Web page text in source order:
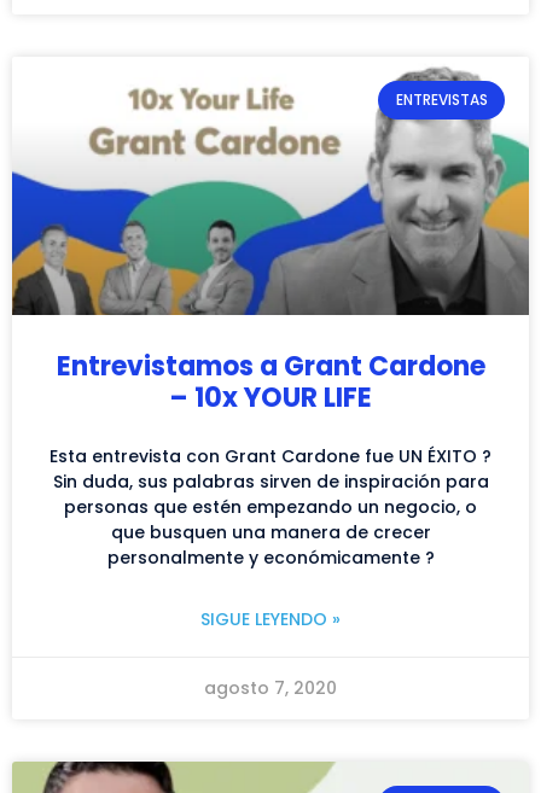
ENTREVISTAS
Entrevistamos a Grant Cardone
– 10x YOUR LIFE
Esta entrevista con Grant Cardone fue UN ÉXITO ?
Sin duda, sus palabras sirven de inspiración para
personas que estén empezando un negocio, o
que busquen una manera de crecer
personalmente y económicamente ?
SIGUE LEYENDO »
agosto 7, 2020